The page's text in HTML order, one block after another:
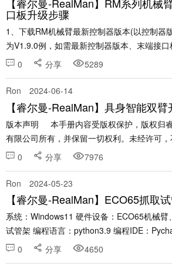
口板升级步骤
1、下载RM机械臂最新控制器版本(以控制器
为V1.9.0例，如需最新控制器版本、末端接
支持) 2、登录机械臂的示教器，点击左侧机械臂配置选项，再点击版
0 分享 5289
Ron 2024-06-14
【睿尔曼-RealMan】具身智能双
版本声明 本手册内容受版权保护，版权归睿尔曼智能科技（北京）
有限公司所有，并保留一切权利。未经许可
其它任何方式文档进行复制和传播。 一、前
0 分享 7976
Ron 2024-05-23
【睿尔曼-RealMan】ECO65抓取
系统：Windows11 硬件设备：ECO65机械臂
试管架 编程语言：python3.9 编程IDE：
0 分享 4650